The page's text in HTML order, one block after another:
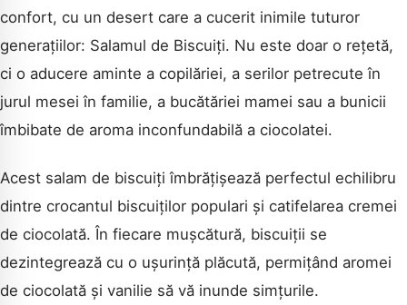
confort, cu un desert care a cucerit inimile tuturor
generațiilor: Salamul de Biscuiți. Nu este doar o rețetă,
ci o aducere aminte a copilăriei, a serilor petrecute în
jurul mesei în familie, a bucătăriei mamei sau a bunicii
îmbibate de aroma inconfundabilă a ciocolatei.
Acest salam de biscuiți îmbrățișează perfectul echilibru
dintre crocantul biscuiților populari și catifelarea cremei
de ciocolată. În fiecare mușcătură, biscuiții se
dezintegrează cu o ușurință plăcută, permițând aromei
de ciocolată și vanilie să vă inunde simțurile.